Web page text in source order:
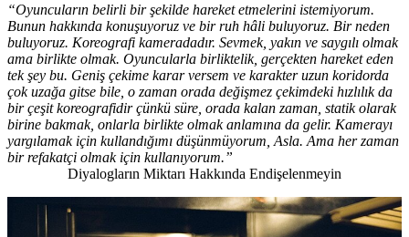
“Oyuncuların belirli bir şekilde hareket etmelerini istemiyorum.
Bunun hakkında konuşuyoruz ve bir ruh hâli buluyoruz. Bir neden
buluyoruz. Koreografi kameradadır. Sevmek, yakın ve saygılı olmak
ama birlikte olmak. Oyuncularla birliktelik, gerçekten hareket eden
tek şey bu. Geniş çekime karar versem ve karakter uzun koridorda
çok uzağa gitse bile, o zaman orada değişmez çekimdeki hızlılık da
bir çeşit koreografidir çünkü süre, orada kalan zaman, statik olarak
birine bakmak, onlarla birlikte olmak anlamına da gelir. Kamerayı
yargılamak için kullandığımı düşünmüyorum, Asla. Ama her zaman
bir refakatçi olmak için kullanıyorum.”
Diyalogların Miktarı Hakkında Endişelenmeyin